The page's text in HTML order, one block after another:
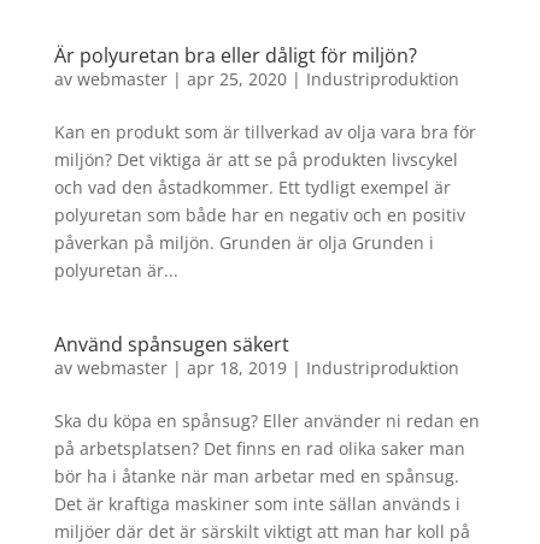
Är polyuretan bra eller dåligt för miljön?
av webmaster| apr 25, 2020| Industriproduktion
Kan en produkt som är tillverkad av olja vara bra för
miljön? Det viktiga är att se på produkten livscykel
och vad den åstadkommer. Ett tydligt exempel är
polyuretan som både har en negativ och en positiv
påverkan på miljön. Grunden är olja Grunden i
polyuretan är...
Använd spånsugen säkert
av webmaster| apr 18, 2019| Industriproduktion
Ska du köpa en spånsug? Eller använder ni redan en
på arbetsplatsen? Det finns en rad olika saker man
bör ha i åtanke när man arbetar med en spånsug.
Det är kraftiga maskiner som inte sällan används i
miljöer där det är särskilt viktigt att man har koll på